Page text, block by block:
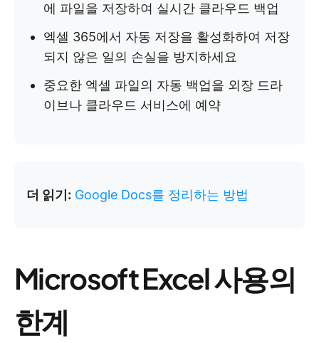
에 파일을 저장하여 실시간 클라우드 백업
엑셀 365에서 자동 저장을 활성화하여 저장
되지 않은 일의 손실을 방지하세요
중요한 엑셀 파일의 자동 백업을 외장 드라
이브나 클라우드 서비스에 예약
더 읽기: Google Docs를 정리하는 방법
Microsoft Excel 사용의
한계